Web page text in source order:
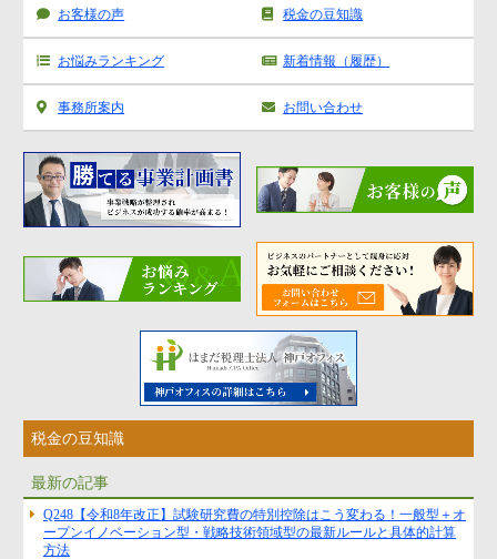
お客様の声 税金の豆知識
お悩みランキング 新着情報（履歴）
事務所案内 お問い合わせ
税金の豆知識
最新の記事
Q248【令和8年改正】試験研究費の特別控除はこう変わる！一般型＋オ
ープンイノベーション型・戦略技術領域型の最新ルールと具体的計算
方法